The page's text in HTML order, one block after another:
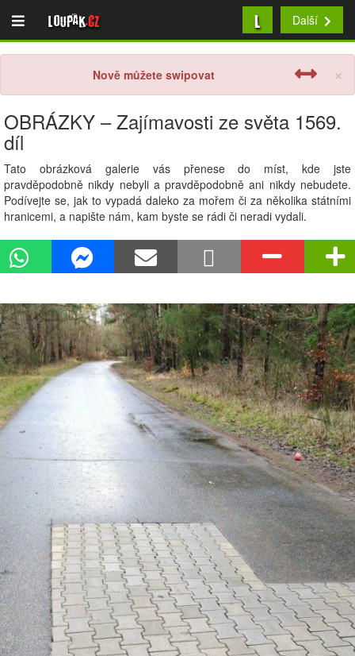
Loupak.cz L Další
×
Nově můžete swipovat
OBRÁZKY – Zajímavosti ze světa 1569.
díl
Tato obrázková galerie vás přenese do míst, kde jste
pravděpodobně nikdy nebyli a pravděpodobně ani nikdy nebudete.
Podívejte se, jak to vypadá daleko za mořem či za několika státními
hranicemi, a napište nám, kam byste se rádi či neradi vydali.